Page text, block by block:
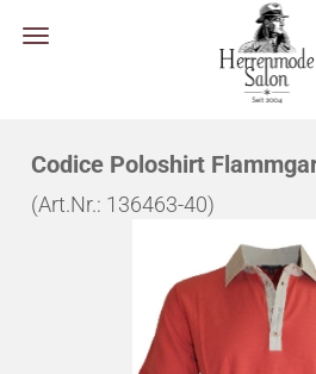
Codice Poloshirt
(Art.Nr.: 136463-40)